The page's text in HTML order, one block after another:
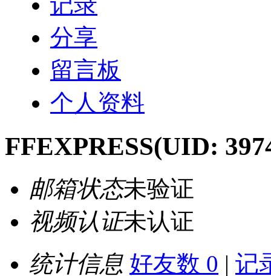
分享
留言板
个人资料
FFEXPRESS(UID:
邮箱状态未验证
视频认证未认证
统计信息 好友数 0 | 记